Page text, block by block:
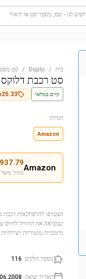
חפש לגו - שם, מספר סט או תיאור
בית /
Duplo
/ סט
סט רכבת דלוקס
קיים במלאי 25.33
חנויות:
Amazon
Amazonמחיר מוצר ₪2290.39 · משלוח ₪160.27 · מכס ₪487.13
שמביאה את החוויה לחיים
מיומנויות מוטוריות
מספר חלקים:
116
תאריך יציאה: